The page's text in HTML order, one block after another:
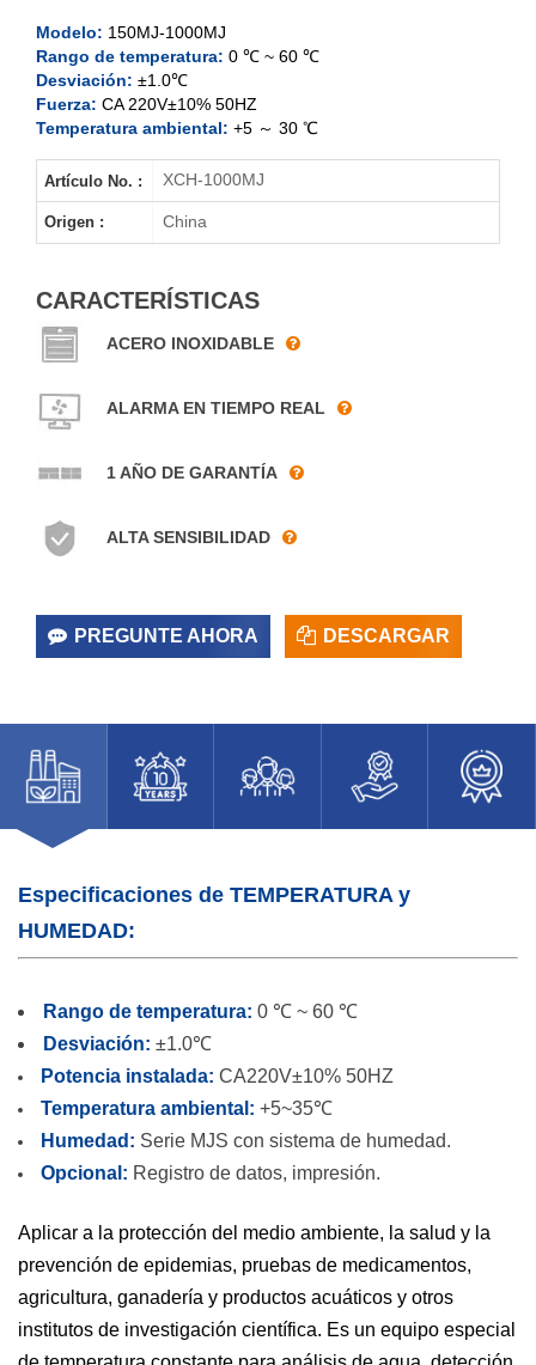
XCH-800MJ
XCH-1000MJ
Modelo: 150MJ-1000MJ
Rango de temperatura: 0 ℃ ~ 60 ℃
Desviación: ±1.0℃
Fuerza: CA 220V±10% 50HZ
Temperatura ambiental: +5 ～ 30 ℃
Artículo No. : XCH-1000MJ
Origen : China
CARACTERÍSTICAS
ACERO INOXIDABLE
ALARMA EN TIEMPO REAL
1 AÑO DE GARANTÍA
ALTA SENSIBILIDAD
PREGUNTE AHORA DESCARGAR
Especificaciones de TEMPERATURA y
HUMEDAD:
Rango de temperatura: 0 ℃ ~ 60 ℃
Desviación: ±1.0℃
Potencia instalada: CA220V±10% 50HZ
Temperatura ambiental: +5~35℃
Humedad: Serie MJS con sistema de humedad.
Opcional: Registro de datos, impresión.
Aplicar a la protección del medio ambiente, la salud y la
prevención de epidemias, pruebas de medicamentos,
agricultura, ganadería y productos acuáticos y otros
institutos de investigación científica. Es un equipo especial